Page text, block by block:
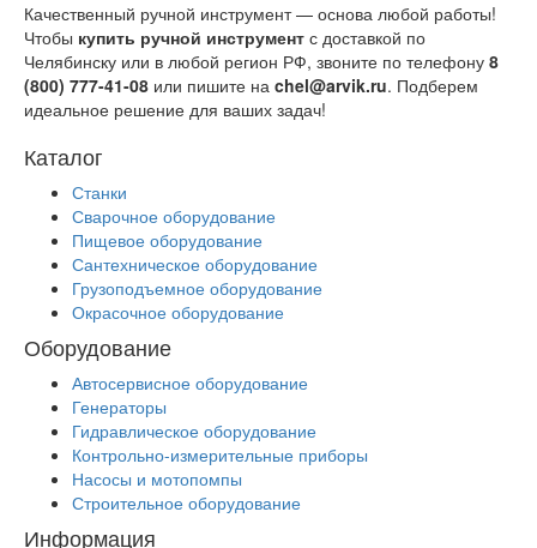
Качественный ручной инструмент — основа любой работы!
Чтобы купить ручной инструмент с доставкой по
Челябинску или в любой регион РФ, звоните по телефону 8
(800) 777-41-08 или пишите на chel@arvik.ru. Подберем
идеальное решение для ваших задач!
Каталог
Станки
Сварочное оборудование
Пищевое оборудование
Сантехническое оборудование
Грузоподъемное оборудование
Окрасочное оборудование
Оборудование
Автосервисное оборудование
Генераторы
Гидравлическое оборудование
Контрольно-измерительные приборы
Насосы и мотопомпы
Строительное оборудование
Информация